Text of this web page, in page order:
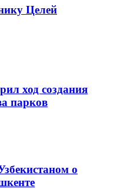
Целей
ход создания
парков
о